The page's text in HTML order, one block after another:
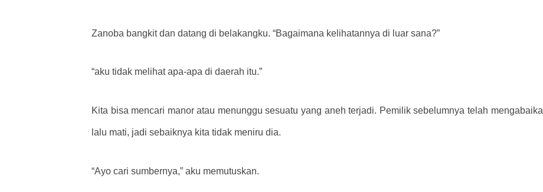
Zanoba bangkit dan datang di belakangku. “Bagaimana kelihatannya di luar sana?”
“aku tidak melihat apa-apa di daerah itu.”
Kita bisa mencari manor atau menunggu sesuatu yang aneh terjadi. Pemilik sebelumnya telah
lalu mati, jadi sebaiknya kita tidak meniru dia.
“Ayo cari sumbernya,” aku memutuskan.